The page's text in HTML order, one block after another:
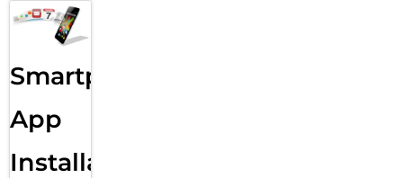
Smartphone
App
Installation